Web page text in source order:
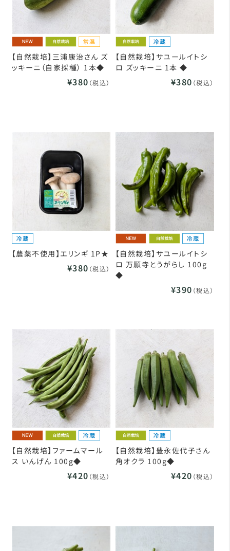
【自然栽培】三浦康治さん ズ
ッキーニ（自家採種） 1本◆
¥380 （税込）
【自然栽培】サユールイトシ
ロ ズッキーニ 1本 ◆
¥380 （税込）
【農薬不使用】エリンギ 1P★
¥380 （税込）
【自然栽培】サユールイトシ
ロ 万願寺とうがらし 100g
◆
¥390 （税込）
【自然栽培】ファームマール
ス いんげん 100g◆
¥420 （税込）
【自然栽培】豊永佐代子さん
角オクラ 100g◆
¥420 （税込）